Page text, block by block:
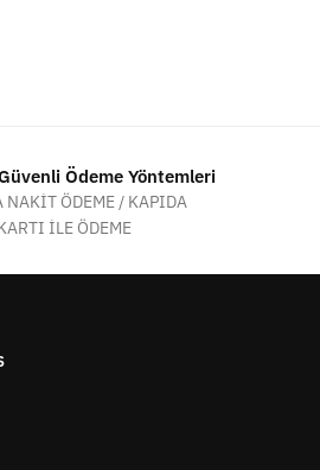
Ödeme Yöntemleri
NAKİT ÖDEME / KAPIDA
İLE ÖDEME